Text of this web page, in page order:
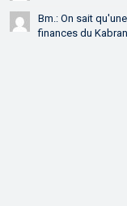
Bm.: On sait
finances du